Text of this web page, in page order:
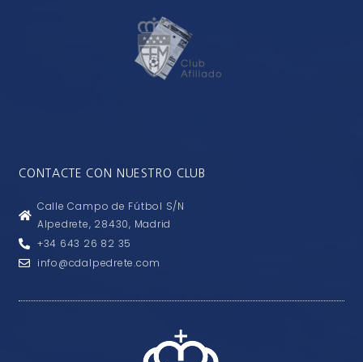
CONTACTE CON NUESTRO CLUB
Calle Campo de Fútbol S/N
Alpedrete, 28430, Madrid
+34 643 26 82 35
info@cdalpedrete.com